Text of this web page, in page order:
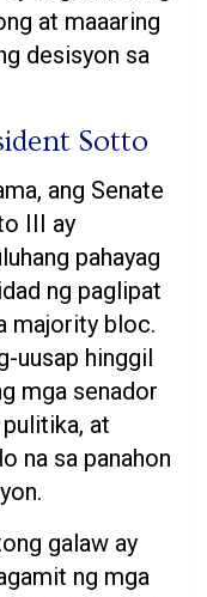
at maaaring
desisyon sa
Sotto
ang Senate
III ay
pahayag
ng paglipat
majority bloc.
uusap hinggil
mga senador
at
na sa panahon
galaw ay
ng mga